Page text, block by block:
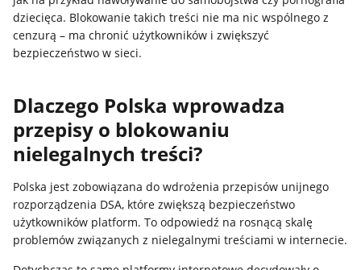
dziecięca. Blokowanie takich treści nie ma nic wspólnego z
cenzurą – ma chronić użytkowników i zwiększyć
bezpieczeństwo w sieci.
Dlaczego Polska wprowadza
przepisy o blokowaniu
nielegalnych treści?
Polska jest zobowiązana do wdrożenia przepisów unijnego
rozporządzenia DSA, które zwiększą bezpieczeństwo
użytkowników platform. To odpowiedź na rosnącą skalę
problemów związanych z nielegalnymi treściami w internecie.